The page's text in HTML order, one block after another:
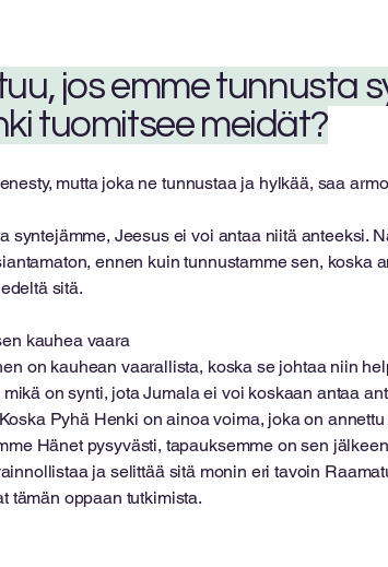
jos emme tunnusta
tuomitsee meidät?
mutta joka ne tunnustaa ja hylkää, saa
syntejämme, Jeesus ei voi antaa niitä anteeksi.
ennen kuin tunnustamme sen, koska
sitä.
kauhea vaara
on kauhean vaarallista, koska se johtaa niin
on synti, jota Jumala ei voi koskaan antaa
Pyhä Henki on ainoa voima, joka on
Hänet pysyvästi, tapauksemme on sen
ja selittää sitä monin eri tavoin
tämän oppaan tutkimista.